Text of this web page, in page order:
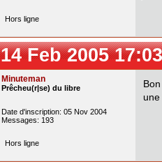
Hors ligne
14 Feb 2005
Minuteman
Prêcheu(r|se) du libre
Date d'inscription: 05 Nov 2004
Messages: 193
Hors ligne